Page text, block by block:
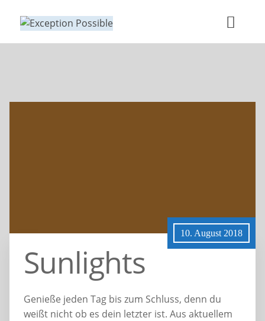
10. August 2018
Sunlights
Genieße jeden Tag bis zum Schluss, denn du
weißt nicht ob es dein letzter ist. Aus aktuellem